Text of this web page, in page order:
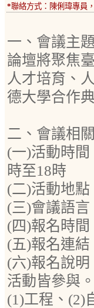
*聯絡方式： 陳俐瑋專員
一、會議主題
論壇將聚焦
人才培育、
德大學合作
二、會議相
(一)活動時間
時至18時
(二)活動地點
(三)會議語言
(四)報名時
(五)報名連結
(六)報名說
活動皆參與
(1)工程、(2)